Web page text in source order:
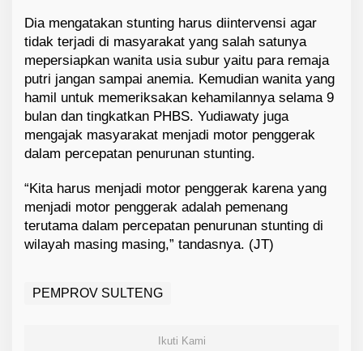
Dia mengatakan stunting harus diintervensi agar
tidak terjadi di masyarakat yang salah satunya
mepersiapkan wanita usia subur yaitu para remaja
putri jangan sampai anemia. Kemudian wanita yang
hamil untuk memeriksakan kehamilannya selama 9
bulan dan tingkatkan PHBS. Yudiawaty juga
mengajak masyarakat menjadi motor penggerak
dalam percepatan penurunan stunting.
“Kita harus menjadi motor penggerak karena yang
menjadi motor penggerak adalah pemenang
terutama dalam percepatan penurunan stunting di
wilayah masing masing,” tandasnya. (JT)
PEMPROV SULTENG
Ikuti Kami